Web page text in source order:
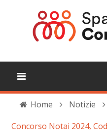
Home Notizie
Concorso Notai 2024,